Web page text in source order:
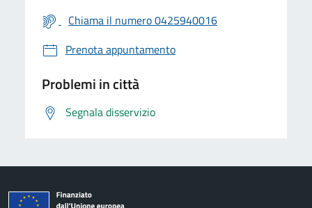
Chiama il numero 0425940016
Prenota appuntamento
Problemi in città
Segnala disservizio